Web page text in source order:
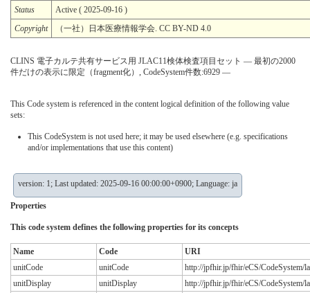
Status
Active ( 2025-09-16 )
Copyright
（一社）日本医療情報学会. CC BY-ND 4.0
CLINS 電子カルテ共有サービス用 JLAC11検体検査項目セット — 最初の2000
件だけの表示に限定（fragment化）, CodeSystem件数:6929 —
This Code system is referenced in the content logical definition of the following value
sets:
This CodeSystem is not used here; it may be used elsewhere (e.g. specifications
and/or implementations that use this content)
version: 1; Last updated: 2025-09-16 00:00:00+0900; Language: ja
Properties
This code system defines the following properties for its concepts
Name Code
URI
unitCode
unitCode
http://jpfhir.jp/fhir/eCS/CodeSystem/
unitDisplay
unitDisplay
http://jpfhir.jp/fhir/eCS/CodeSystem/